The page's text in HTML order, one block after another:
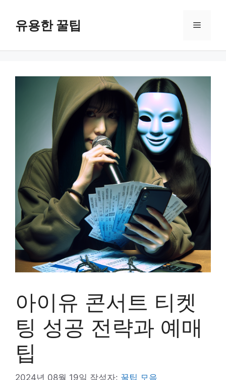
유용한 꿀팁 메
아이유 콘서트 티켓
팅 성공 전략과 예매
팁
2024년 08월 19일 작성자: 꿀팁 모음